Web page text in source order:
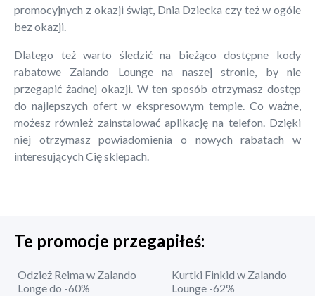
promocyjnych z okazji świąt, Dnia Dziecka czy też w ogóle
bez okazji.
Dlatego też warto śledzić na bieżąco dostępne kody
rabatowe Zalando Lounge na naszej stronie, by nie
przegapić żadnej okazji. W ten sposób otrzymasz dostęp
do najlepszych ofert w ekspresowym tempie. Co ważne,
możesz również zainstalować aplikację na telefon. Dzięki
niej otrzymasz powiadomienia o nowych rabatach w
interesujących Cię sklepach.
Te promocje przegapiłeś:
Odzież Reima w Zalando
Longe do -60%
Kurtki Finkid w Zalando
Lounge -62%